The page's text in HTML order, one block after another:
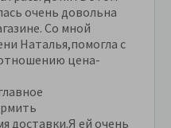
очень довольна
Со мной
Наталья,помогла с
цена-
доставки.Я ей очень